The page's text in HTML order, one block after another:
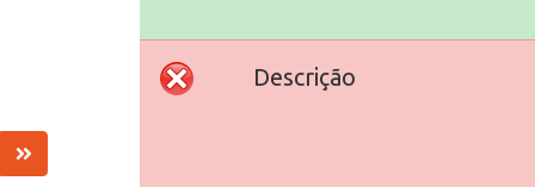
Descrição